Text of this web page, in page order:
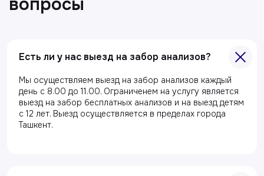
Есть ли у нас выезд на забор анализов?
Мы осуществляем выезд на забор анализов каждый
день с 8.00 до 11.00. Ограниченем на услугу является
выезд на забор бесплатных анализов и на выезд детям
с 12 лет. Выезд осуществляется в пределах города
Ташкент.
Главная
О клиники
Акции